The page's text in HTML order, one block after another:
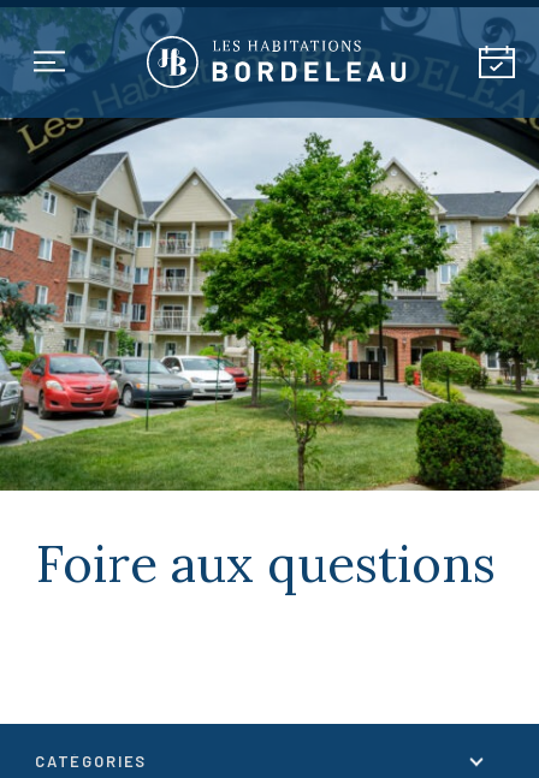
MILIEU DE VIE
NOS RÉSIDENCES
SOINS ET SERVICES DE
SANTÉ
ACTIVITÉS
Actualités
Foire aux questions
CATÉGORIES